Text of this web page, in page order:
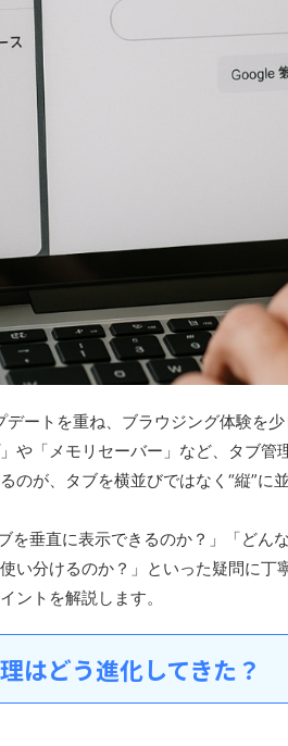
ートを重ね、ブラウジング体験を
や「メモリセーバー」など、タブ管
のが、タブを横並びではなく“縦”に
を垂直に表示できるのか？」「どん
い分けるのか？」といった疑問に
ントを解説します。
はどう進化してきた？